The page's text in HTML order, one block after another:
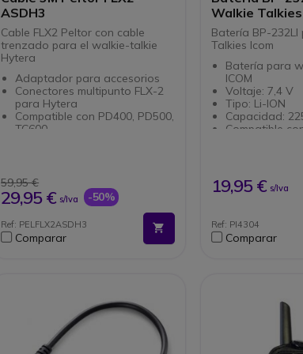
ASDH3
Cable FLX2 Peltor con cable
trenzado para el walkie-talkie
Hytera
Adaptador para accesorios
Conectores multipunto FLX-2
para Hytera
Compatible con PD400, PD500,
TC600
59,95 €
29,95 € s/Iva -50%
Ref: PELFLX2ASDH3
Comparar
Walkie Talkies
Batería BP-
Talkies Icom
Batería para
ICOM
Voltaje: 7,4 V
Tipo: Li-ION
Capacidad:
Compatible
19,95 € s/Iva
Ref: PI4304
Comparar